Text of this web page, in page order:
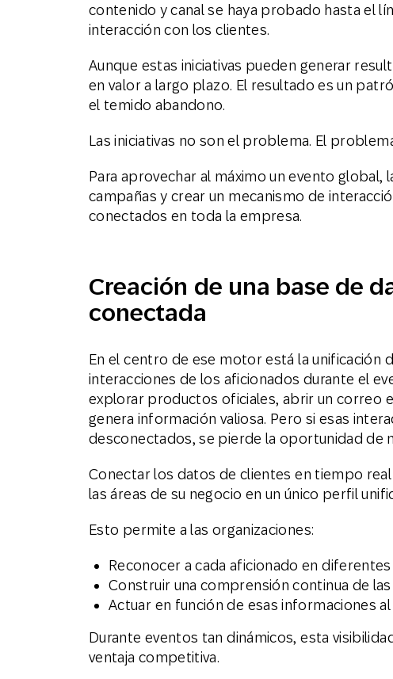
contenido y canal se haya probado hasta el
interacción con los clientes.
Aunque estas iniciativas pueden generar
en valor a largo plazo. El resultado es un
el temido abandono.
Las iniciativas no son el problema. El
Para aprovechar al máximo un evento global,
campañas y crear un mecanismo de
conectados en toda la empresa.
Creación de una base de
conectada
En el centro de ese motor está la unificación
interacciones de los aficionados durante el
explorar productos oficiales, abrir un correo
genera información valiosa. Pero si esas
desconectados, se pierde la oportunidad de
Conectar los datos de clientes en tiempo
las áreas de su negocio en un único perfil
Esto permite a las organizaciones:
Reconocer a cada aficionado en
Construir una comprensión continua de
Actuar en función de esas informaciones
Durante eventos tan dinámicos, esta
ventaja competitiva.